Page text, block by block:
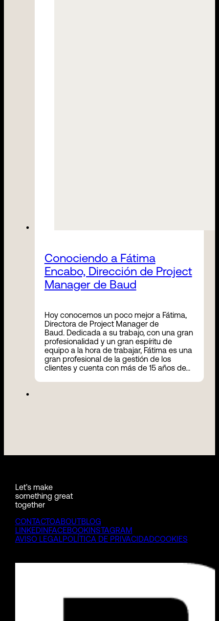
Conociendo a Fátima
Encabo, Dirección de Project
Manager de Baud
Hoy conocemos un poco mejor a Fátima,
Directora de Project Manager de
Baud. Dedicada a su trabajo, con una gran
profesionalidad y un gran espíritu de
equipo a la hora de trabajar, Fátima es una
gran profesional de la gestión de los
clientes y cuenta con más de 15 años de…
Let’s make
something great
together
CONTACTOABOUTBLOG
LINKEDINFACEBOOKINSTAGRAM
AVISO LEGALPOLÍTICA DE PRIVACIDADCOOKIES